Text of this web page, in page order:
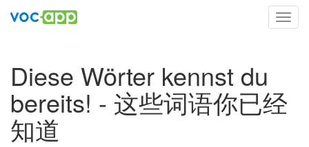
Diese Wörter kennst du
bereits! - 这些词语你已经
知道